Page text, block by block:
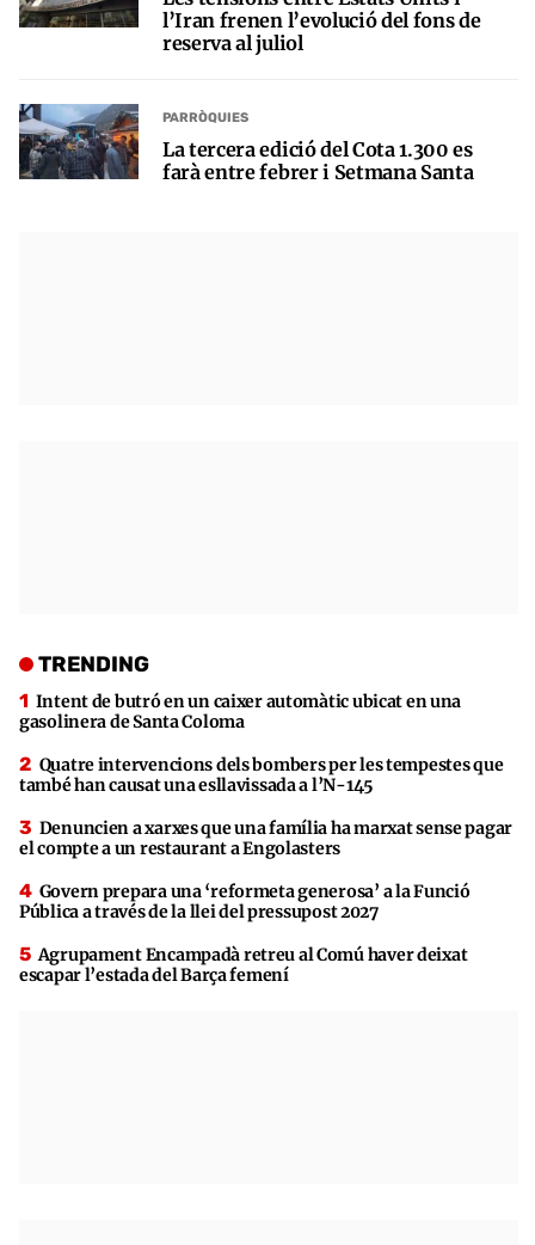
l’Iran frenen l’evolució del fons de
reserva al juliol
PARRÒQUIES
La tercera edició del Cota 1.300 es
farà entre febrer i Setmana Santa
TRENDING
Intent de butró en un caixer automàtic ubicat en una
gasolinera de Santa Coloma
Quatre intervencions dels bombers per les tempestes que
també han causat una esllavissada a l’N-145
Denuncien a xarxes que una família ha marxat sense pagar
el compte a un restaurant a Engolasters
Govern prepara una ‘reformeta generosa’ a la Funció
Pública a través de la llei del pressupost 2027
Agrupament Encampadà retreu al Comú haver deixat
escapar l’estada del Barça femení